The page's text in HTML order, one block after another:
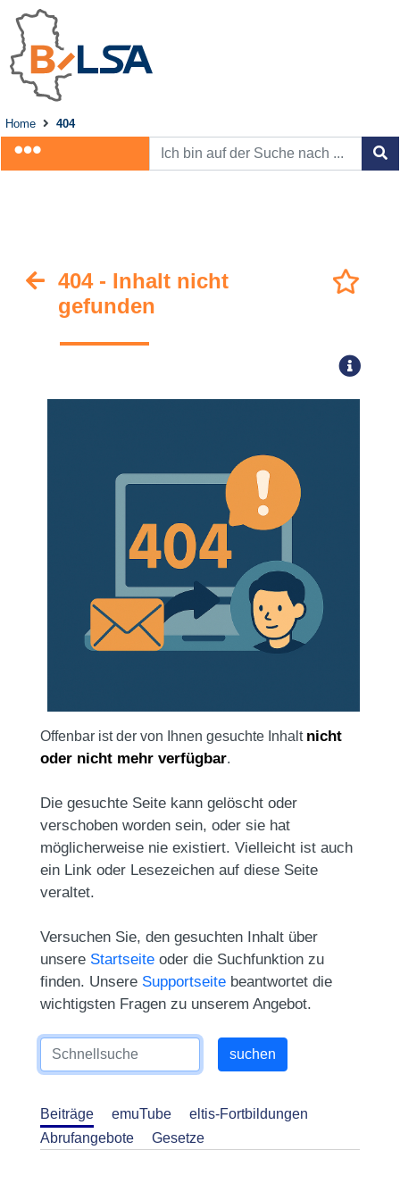
Home 404
404 - Inhalt nicht
gefunden
Offenbar ist der von Ihnen gesuchte Inhalt nicht
oder nicht mehr verfügbar.
Die gesuchte Seite kann gelöscht oder
verschoben worden sein, oder sie hat
möglicherweise nie existiert. Vielleicht ist auch
ein Link oder Lesezeichen auf diese Seite
veraltet.
Versuchen Sie, den gesuchten Inhalt über
unsere Startseite oder die Suchfunktion zu
finden. Unsere Supportseite beantwortet die
wichtigsten Fragen zu unserem Angebot.
Beiträge emuTube
eltis-Fortbildungen
Abrufangebote
Gesetze